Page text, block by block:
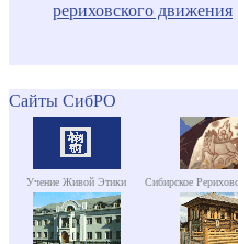
рериховского движения
Сайты СибРО
Учение Живой Этики Сибирское